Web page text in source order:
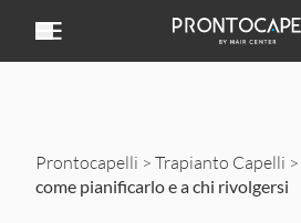
Prontocapelli > Trapianto Capelli >
come pianificarlo e a chi rivolgersi